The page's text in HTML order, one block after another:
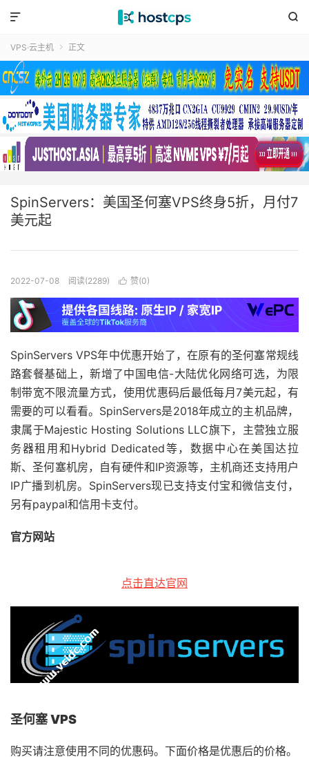


VPS·云主机  正文
SpinServers：美国圣何塞VPS终身5折，月付7
美元起
2022-07-08 阅读(2289)  赞(0)
SpinServers VPS年中优惠开始了，在原有的圣何塞常规线
路套餐基础上，新增了中国电信-大陆优化网络可选，为限
制带宽不限流量方式，使用优惠码后最低每月7美元起，有
需要的可以看看。SpinServers是2018年成立的主机品牌，
隶属于Majestic Hosting Solutions LLC旗下，主营独立服
务器租用和Hybrid Dedicated等，数据中心在美国达拉
斯、圣何塞机房，自有硬件和IP资源等，主机商还支持用户
IP广播到机房。SpinServers现已支持支付宝和微信支付，
另有paypal和信用卡支付。
官方网站
点击直达官网
圣何塞 VPS
购买请注意使用不同的优惠码。下面价格是优惠后的价格。